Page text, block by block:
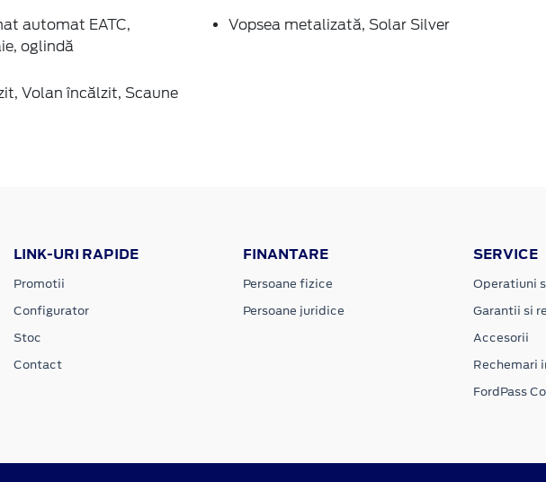
automat EATC,
oglindă
Volan încălzit, Scaune
Vopsea metalizată, Solar Silver
LINK-URI RAPIDE
Promotii
Configurator
Stoc
Contact
FINANTARE
Persoane fizice
Persoane juridice
SERVICE
Operatiuni
Garantii si
Accesorii
Rechemari
FordPass